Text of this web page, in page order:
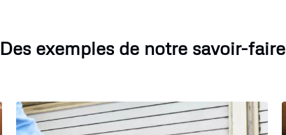
Des exemples de notre savoir-faire